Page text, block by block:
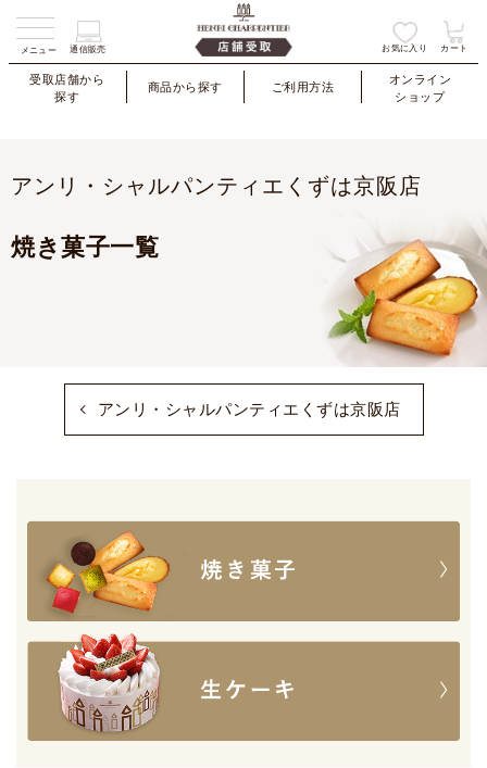
メニュー 通信販売 お気に入り カート
受取店舗から
探す
商品から探す ご利用方法
オンライン
ショップ
アンリ・シャルパンティエくずは京阪店
焼き菓子一覧
アンリ・シャルパンティエくずは京阪店